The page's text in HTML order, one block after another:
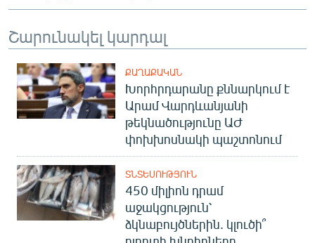
«Ազատության» բոլոր կայքերը
Շարունակել կարդալ
ՔԱՂԱՔԱԿԱՆ
Խորհրդարանը քննարկում է
Արամ Վարդևանյանի
թեկնածությունը ԱԺ
փոխխոսնակի պաշտոնում
ՏՆՏԵՍՈՒԹՅՈՒՆ
450 միլիոն դրամ
աջակցություն՝
ձկնաբույծներին. կլուծի՞